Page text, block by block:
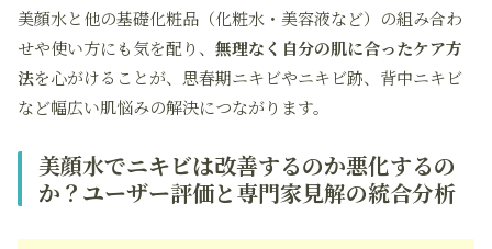
美顔水と他の基礎化粧品（化粧水・美容液など）の組み合わ
せや使い方にも気を配り、 無理なく自分の肌に合ったケア方
法を心がけることが、思春期ニキビやニキビ跡、背中ニキビ
など幅広い肌悩みの解決につながります。
美顔水でニキビは改善するのか悪化するの
か？ユーザー評価と専門家見解の統合分析